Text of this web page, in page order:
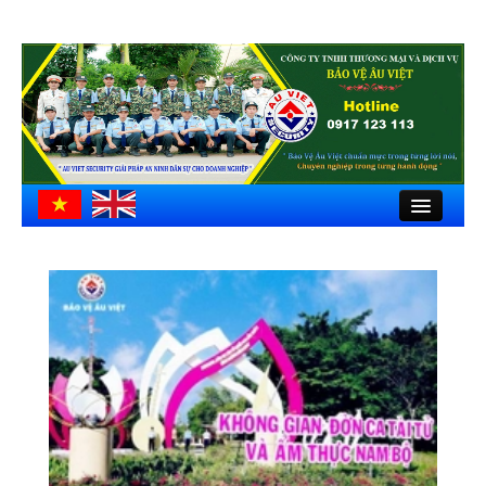
Trang chủ
Giới thiệu
Hồ sơ công ty